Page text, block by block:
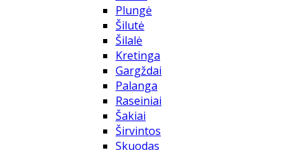
Plungė
Šilutė
Šilalė
Kretinga
Gargždai
Palanga
Raseiniai
Šakiai
Širvintos
Skuodas